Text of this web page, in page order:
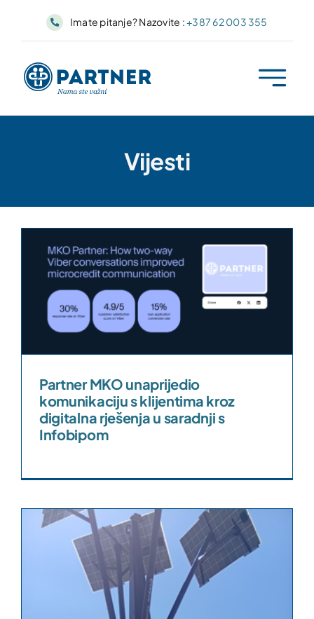
Imate pitanje? Nazovite :+387 62 003 355
Vijesti
Partner MKO unaprijedio
komunikaciju s klijentima kroz
digitalna rješenja u saradnji s
Infobipom